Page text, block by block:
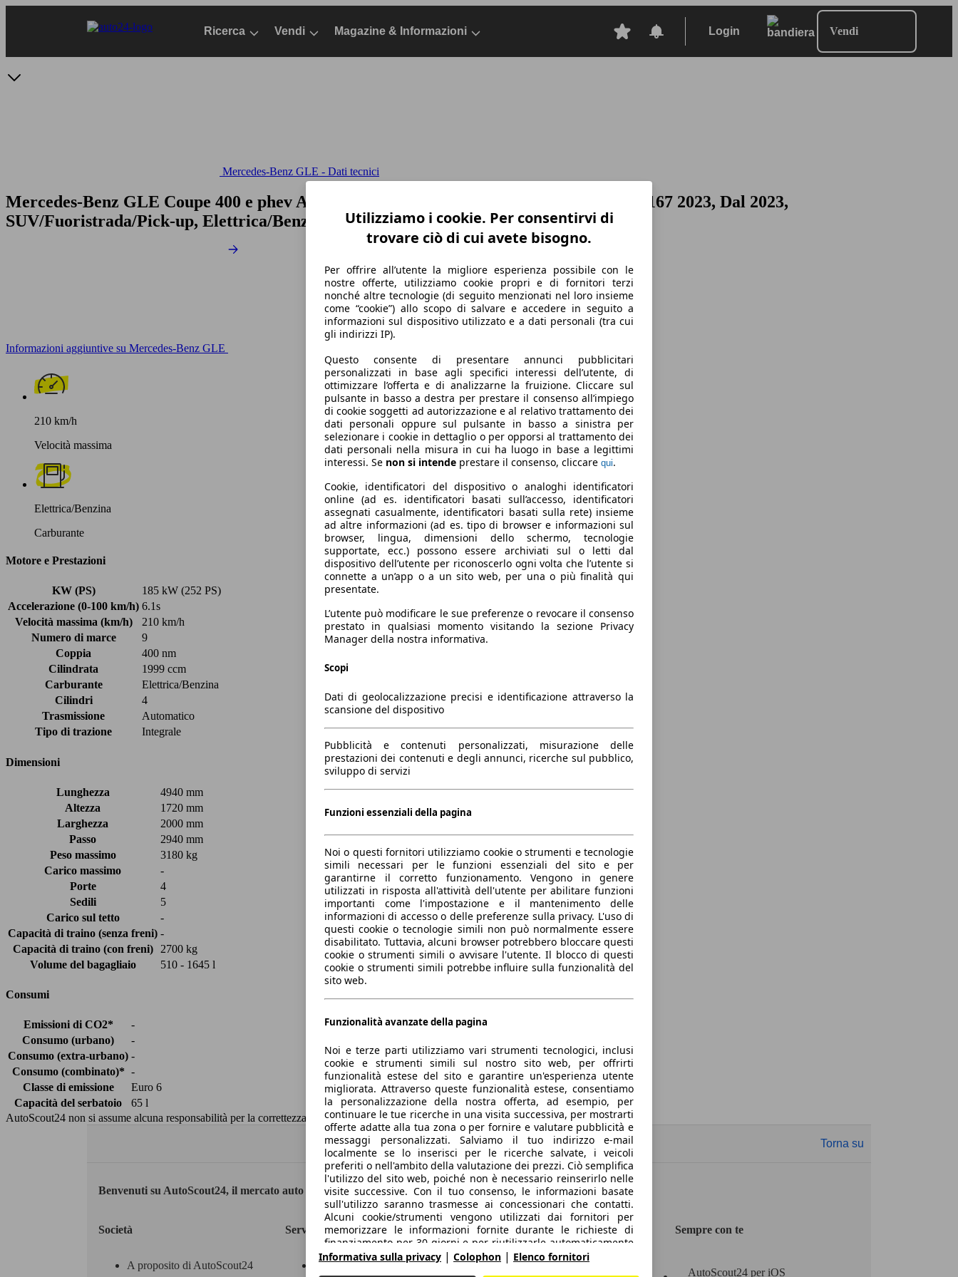
Ricerca Vendi Magazine & Informazioni Login Vendi
Mercedes-Benz GLE - Dati tecnici
Mercedes-Benz GLE Coupe 400 e phev AMG Line Advanced Plus 4matic auto
Coupe-C167 2023, Dal 2023,
SUV/Fuoristrada/Pick-up, Elettrica/Benzina
Informazioni aggiuntive su Mercedes-Benz GLE
210 km/h
Velocità massima
Elettrica/Benzina
Carburante
Motore e Prestazioni
KW (PS)
185 kW (252 PS)
Accelerazione (0-100 km/h) 6.1s
Velocità massima (km/h)
210 km/h
Numero di marce
9
Coppia
400 nm
Cilindrata
1999 ccm
Carburante
Elettrica/Benzina
Cilindri
4
Trasmissione
Automatico
Tipo di trazione
Integrale
Dimensioni
Lunghezza
4940 mm
Altezza
1720 mm
Larghezza
2000 mm
Passo
2940 mm
Peso massimo
3180 kg
Carico massimo
-
Porte
4
Sedili
5
Carico sul tetto
-
Capacità di traino (senza freni) -
Capacità di traino (con freni)
2700 kg
Volume del bagagliaio
510 - 1645 l
Consumi
Emissioni di CO2*
-
Consumo (urbano)
-
Consumo (extra-urbano) -
Consumo (combinato)* -
Classe di emissione
Euro 6
Capacità del serbatoio
65 l
AutoScout24 non si assume alcuna responsabilità per la correttezza dei dati.
Torna su
Benvenuti su AutoScout24, il mercato auto europeo.
Società
A proposito di AutoScout24
Servizi Area rivenditori
Servizi per i dealer
Sempre con te
AutoScout24 per iOS
Utilizziamo i cookie. Per consentirvi di
trovare ciò di cui avete bisogno.
Per offrire all’utente la migliore esperienza possibile con le
nostre offerte, utilizziamo cookie propri e di fornitori terzi
nonché altre tecnologie (di seguito menzionati nel loro insieme
come “cookie”) allo scopo di salvare e accedere in seguito a
informazioni sul dispositivo utilizzato e a dati personali (tra cui
gli indirizzi IP).
Questo consente di presentare annunci pubblicitari
personalizzati in base agli specifici interessi dell’utente, di
ottimizzare l’offerta e di analizzarne la fruizione. Cliccare sul
pulsante in basso a destra per prestare il consenso all’impiego
di cookie soggetti ad autorizzazione e al relativo trattamento dei
dati personali oppure sul pulsante in basso a sinistra per
selezionare i cookie in dettaglio o per opporsi al trattamento dei
dati personali nella misura in cui ha luogo in base a legittimi
interessi. Se non si intende prestare il consenso, cliccare qui.
Cookie, identificatori del dispositivo o analoghi identificatori
online (ad es. identificatori basati sull’accesso, identificatori
assegnati casualmente, identificatori basati sulla rete) insieme
ad altre informazioni (ad es. tipo di browser e informazioni sul
browser, lingua, dimensioni dello schermo, tecnologie
supportate, ecc.) possono essere archiviati sul o letti dal
dispositivo dell’utente per riconoscerlo ogni volta che l’utente si
connette a un’app o a un sito web, per una o più finalità qui
presentate.
L’utente può modificare le sue preferenze o revocare il consenso
prestato in qualsiasi momento visitando la sezione Privacy
Manager della nostra informativa.
Scopi
Dati di geolocalizzazione precisi e identificazione attraverso la
scansione del dispositivo
Pubblicità e contenuti personalizzati, misurazione delle
prestazioni dei contenuti e degli annunci, ricerche sul pubblico,
sviluppo di servizi
Funzioni essenziali della pagina
Noi o questi fornitori utilizziamo cookie o strumenti e tecnologie
simili necessari per le funzioni essenziali del sito e per
garantirne il corretto funzionamento. Vengono in genere
utilizzati in risposta all'attività dell'utente per abilitare funzioni
importanti come l'impostazione e il mantenimento delle
informazioni di accesso o delle preferenze sulla privacy. L'uso di
questi cookie o tecnologie simili non può normalmente essere
disabilitato. Tuttavia, alcuni browser potrebbero bloccare questi
cookie o strumenti simili o avvisare l'utente. Il blocco di questi
cookie o strumenti simili potrebbe influire sulla funzionalità del
sito web.
Funzionalità avanzate della pagina
Noi e terze parti utilizziamo vari strumenti tecnologici, inclusi
cookie e strumenti simili sul nostro sito web, per offrirti
funzionalità estese del sito e garantire un'esperienza utente
migliorata. Attraverso queste funzionalità estese, consentiamo
la personalizzazione della nostra offerta, ad esempio, per
continuare le tue ricerche in una visita successiva, per mostrarti
offerte adatte alla tua zona o per fornire e valutare pubblicità e
messaggi personalizzati. Salviamo il tuo indirizzo e-mail
localmente se lo inserisci per le ricerche salvate, i veicoli
preferiti o nell'ambito della valutazione dei prezzi. Ciò semplifica
l'utilizzo del sito web, poiché non è necessario reinserirlo nelle
visite successive. Con il tuo consenso, le informazioni basate
sull'utilizzo saranno trasmesse ai concessionari che contatti.
Alcuni cookie/strumenti vengono utilizzati dai fornitori per
memorizzare le informazioni fornite durante le richieste di
finanziamento per 30 giorni e per riutilizzarle automaticamente
entro tale periodo per compilare nuove richieste di
Informativa sulla privacy | Colophon | Elenco fornitori